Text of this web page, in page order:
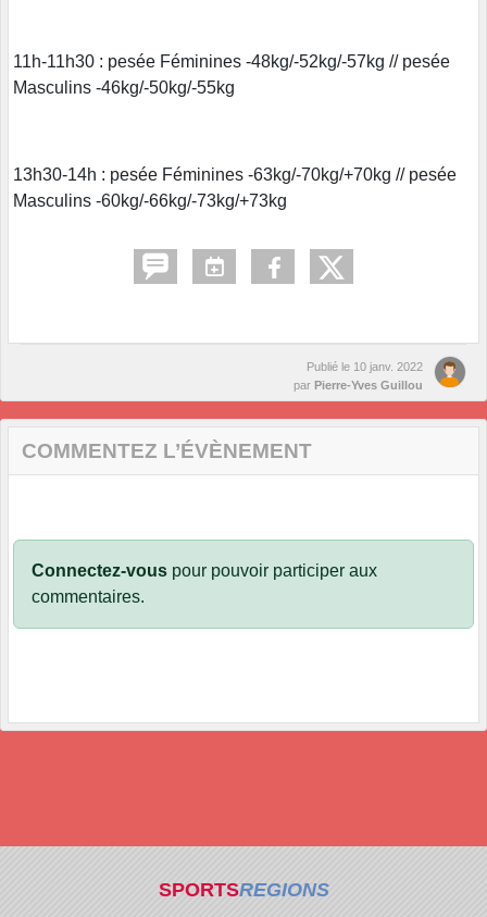
11h-11h30 : pesée Féminines -48kg/-52kg/-57kg // pesée
Masculins -46kg/-50kg/-55kg
13h30-14h : pesée Féminines -63kg/-70kg/+70kg // pesée
Masculins -60kg/-66kg/-73kg/+73kg
Publié le 10 janv. 2022
par Pierre-Yves Guillou
COMMENTEZ L’ÉVÈNEMENT
Connectez-vous pour pouvoir participer aux
commentaires.
SPORTSREGIONS